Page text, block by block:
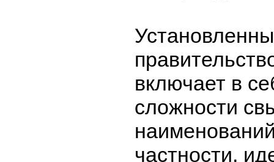
включает в
сложности
частности,